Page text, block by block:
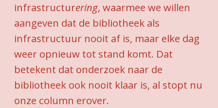
infrastructurering, waarmee we willen
aangeven dat de bibliotheek als
infrastructuur nooit af is, maar elke dag
weer opnieuw tot stand komt. Dat
betekent dat onderzoek naar de
bibliotheek ook nooit klaar is, al stopt nu
onze column erover.